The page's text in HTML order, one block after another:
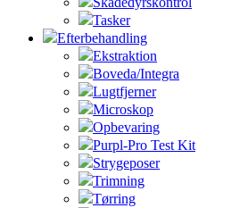
Tasker
Efterbehandling
Ekstraktion
Boveda/Integra
Lugtfjerner
Microskop
Opbevaring
Purpl-Pro Test Kit
Strygeposer
Trimning
Tørring